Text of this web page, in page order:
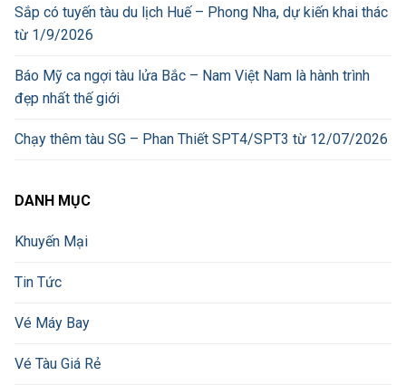
Sắp có tuyến tàu du lịch Huế – Phong Nha, dự kiến khai thác
từ 1/9/2026
Báo Mỹ ca ngợi tàu lửa Bắc – Nam Việt Nam là hành trình
đẹp nhất thế giới
Chạy thêm tàu SG – Phan Thiết SPT4/SPT3 từ 12/07/2026
DANH MỤC
Khuyến Mại
Tin Tức
Vé Máy Bay
Vé Tàu Giá Rẻ